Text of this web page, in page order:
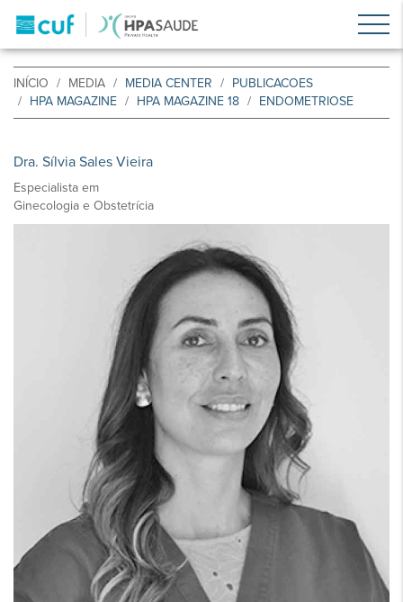
INÍCIO MEDIA MEDIA CENTER
PUBLICACOES
HPA MAGAZINE
HPA MAGAZINE 18 ENDOMETRIOSE
Dra. Sílvia Sales Vieira
Especialista em
Ginecologia e Obstetrícia